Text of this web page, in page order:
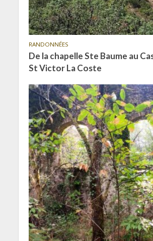
RANDONNÉES
De la chapelle Ste Baume au
St Victor La Coste